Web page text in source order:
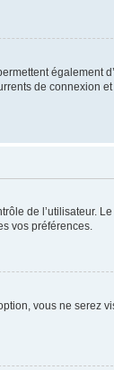
également
de connexion
de l’utilisateur.
vos préférences.
vous ne serez